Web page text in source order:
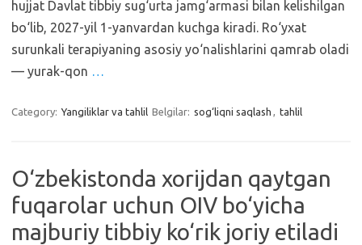
hujjat Davlat tibbiy sug‘urta jamg‘armasi bilan kelishilgan
bo‘lib, 2027-yil 1-yanvardan kuchga kiradi. Ro‘yxat
surunkali terapiyaning asosiy yo‘nalishlarini qamrab oladi
— yurak-qon …
Category: Yangiliklar va tahlil Belgilar: sog‘liqni saqlash , tahlil
O‘zbekistonda xorijdan qaytgan
fuqarolar uchun OIV bo‘yicha
majburiy tibbiy ko‘rik joriy etiladi